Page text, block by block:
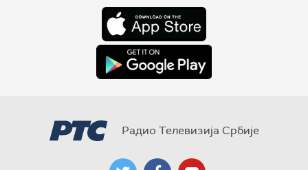
Радио Телевизија Србије